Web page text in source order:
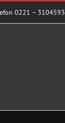
0221 – 3104593